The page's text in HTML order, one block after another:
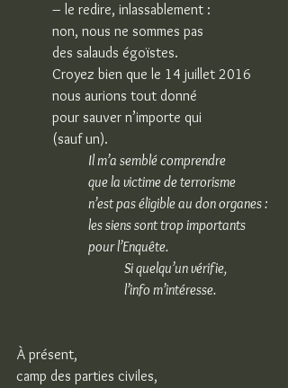
– le redire, inlassablement :
non, nous ne sommes pas
des salauds égoïstes.
Croyez bien que le 14 juillet 2016
nous aurions tout donné
pour sauver n’importe qui
(sauf un).
Il m’a semblé comprendre
que la victime de terrorisme
n’est pas éligible au don organes :
les siens sont trop importants
pour l’Enquête.
Si quelqu’un vérifie,
l’info m’intéresse.
À présent,
camp des parties civiles,